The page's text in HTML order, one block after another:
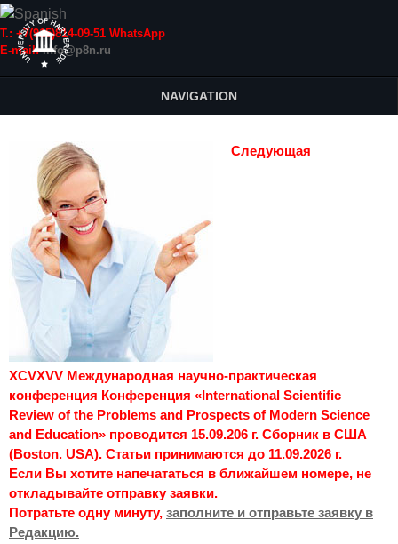
Т.: +7(915)814-09-51 WhatsApp
E-mail:info@p8n.ru
NAVIGATION
Следующая
XCVXVV Международная научно-практическая
конференция Конференция «International Scientific
Review of the Problems and Prospects of Modern Science
and Education» проводится 15.09.206 г. Сборник в США
(Boston. USA). Статьи принимаются до 11.09.2026 г.
Если Вы хотите напечататься в ближайшем номере, не
откладывайте отправку заявки.
Потратьте одну минуту, заполните и отправьте заявку в
Редакцию.